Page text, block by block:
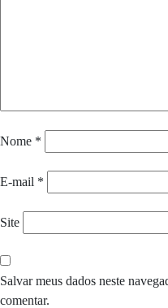
Nome *
E-mail *
Site
Salvar meus dados neste
comentar.